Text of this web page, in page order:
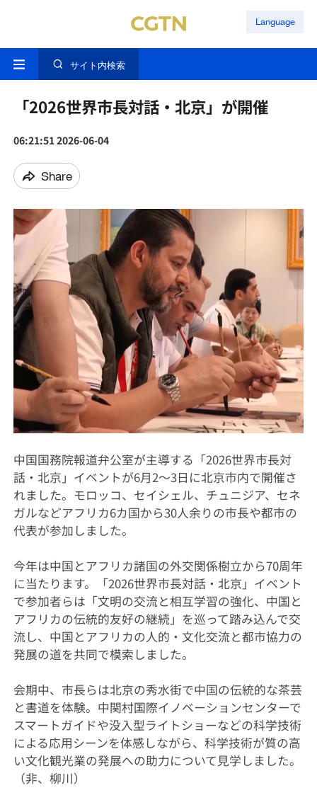
Language
サイト内検索
「2026世界市長対話・北京」が開催
06:21:51 2026-06-04
Share
中国国務院報道弁公室が主導する「2026世界市長対
話・北京」イベントが6月2〜3日に北京市内で開催さ
れました。モロッコ、セイシェル、チュニジア、セネ
ガルなどアフリカ6カ国から30人余りの市長や都市の
代表が参加しました。
今年は中国とアフリカ諸国の外交関係樹立から70周年
に当たります。「2026世界市長対話・北京」イベント
で参加者らは「文明の交流と相互学習の強化、中国と
アフリカの伝統的友好の継続」を巡って踏み込んで交
流し、中国とアフリカの人的・文化交流と都市協力の
発展の道を共同で模索しました。
会期中、市長らは北京の秀水街で中国の伝統的な茶芸
と書道を体験。中関村国際イノベーションセンターで
スマートガイドや没入型ライトショーなどの科学技術
による応用シーンを体感しながら、科学技術が質の高
い文化観光業の発展への助力について見学しました。
（非、柳川）